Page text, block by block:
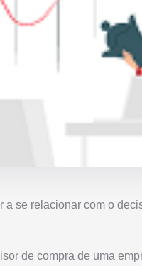
se relacionar com o
de compra de uma